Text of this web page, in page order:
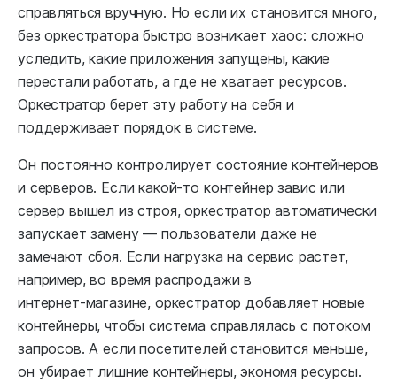
справляться вручную. Но если их становится много,
без оркестратора быстро возникает хаос: сложно
уследить, какие приложения запущены, какие
перестали работать, а где не хватает ресурсов.
Оркестратор берет эту работу на себя и
поддерживает порядок в системе.
Он постоянно контролирует состояние контейнеров
и серверов. Если какой‑то контейнер завис или
сервер вышел из строя, оркестратор автоматически
запускает замену — пользователи даже не
замечают сбоя. Если нагрузка на сервис растет,
например, во время распродажи в
интернет‑магазине, оркестратор добавляет новые
контейнеры, чтобы система справлялась с потоком
запросов. А если посетителей становится меньше,
он убирает лишние контейнеры, экономя ресурсы.